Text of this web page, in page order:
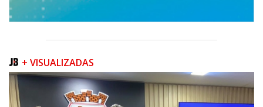
09/08/2026 | 07:00
Prefeitura apresenta projeto da Praça do Pescador à comunidade na
+ VISUALIZADAS